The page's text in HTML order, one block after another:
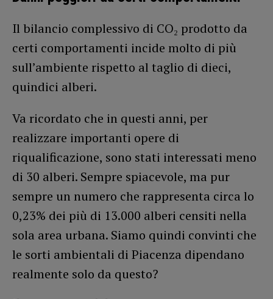
Il bilancio complessivo di CO₂ prodotto da
certi comportamenti incide molto di più
sull’ambiente rispetto al taglio di dieci,
quindici alberi.
Va ricordato che in questi anni, per
realizzare importanti opere di
riqualificazione, sono stati interessati meno
di 30 alberi. Sempre spiacevole, ma pur
sempre un numero che rappresenta circa lo
0,23% dei più di 13.000 alberi censiti nella
sola area urbana. Siamo quindi convinti che
le sorti ambientali di Piacenza dipendano
realmente solo da questo?